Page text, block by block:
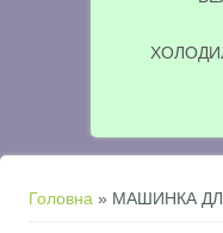
Ви є тут
Головна » МАШИНКА